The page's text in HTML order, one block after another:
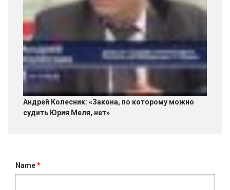
Андрей Колесник: «Закона, по которому можно
судить Юрия Меля, нет»
Name*